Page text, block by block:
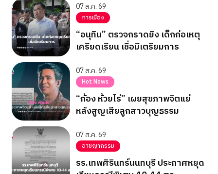
07 ส.ค. 69
การเมือง
“อนุทิน” ตรวจกราดยิง เด็กก่อเหตุ
เครียดเรียน เชื่อมีเตรียมการ
07 ส.ค. 69
Hot News
“ก้อง ห้วยไร่” เผยสุขภาพจิตแย่
หลังสูญเสียลูกสาวบุญธรรม
07 ส.ค. 69
อาชญากรรม
รร.เทพศิรินทร์นนทบุรี ประกาศหยุด